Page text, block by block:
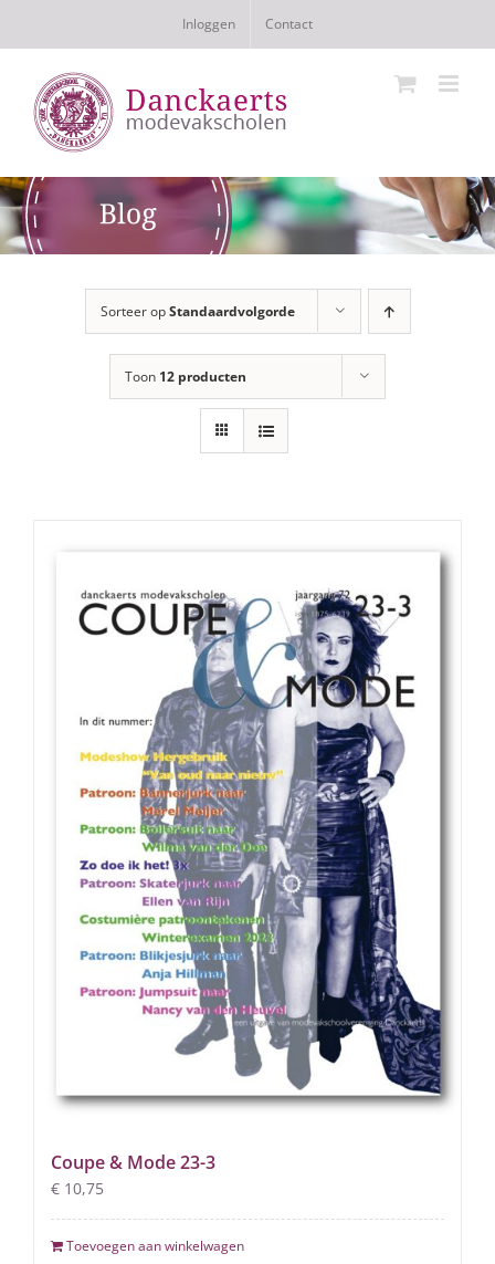
Inloggen Contact
Sorteer opStandaardvolgorde
Toon 12 producten
Coupe & Mode 23-3
€ 10,75
Toevoegen aan winkelwagen